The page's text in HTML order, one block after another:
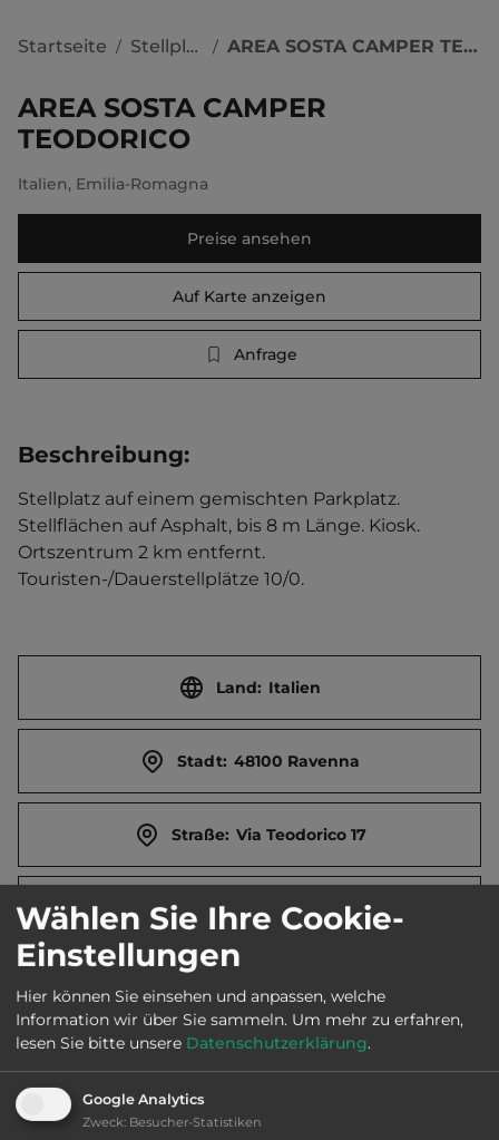
Startseite / Stellplätze / AREA SOSTA CAMPER TEODORICO
AREA SOSTA CAMPER
TEODORICO
Italien, Emilia-Romagna
Preise ansehen
Auf Karte anzeigen
Anfrage
Beschreibung:
Stellplatz auf einem gemischten Parkplatz.
Stellflächen auf Asphalt, bis 8 m Länge. Kiosk.
Ortszentrum 2 km entfernt.
Touristen-/Dauerstellplätze 10/0.
Land: Italien
Stadt: 48100 Ravenna
Straße: Via Teodorico 17
E-Mail: turismo@comune.ravenna.it
Öffnungszeiten: Ganzjährig geöffnet
Telefon: 0039 0544 482099
Wählen Sie Ihre Cookie-
Einstellungen
Hier können Sie einsehen und anpassen, welche
Information wir über Sie sammeln. Um mehr zu erfahren,
lesen Sie bitte unsere Datenschutzerklärung.
Google Analytics
Zweck: Besucher-Statistiken